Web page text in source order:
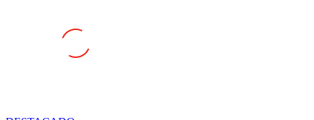
Mitsubishi evo 6